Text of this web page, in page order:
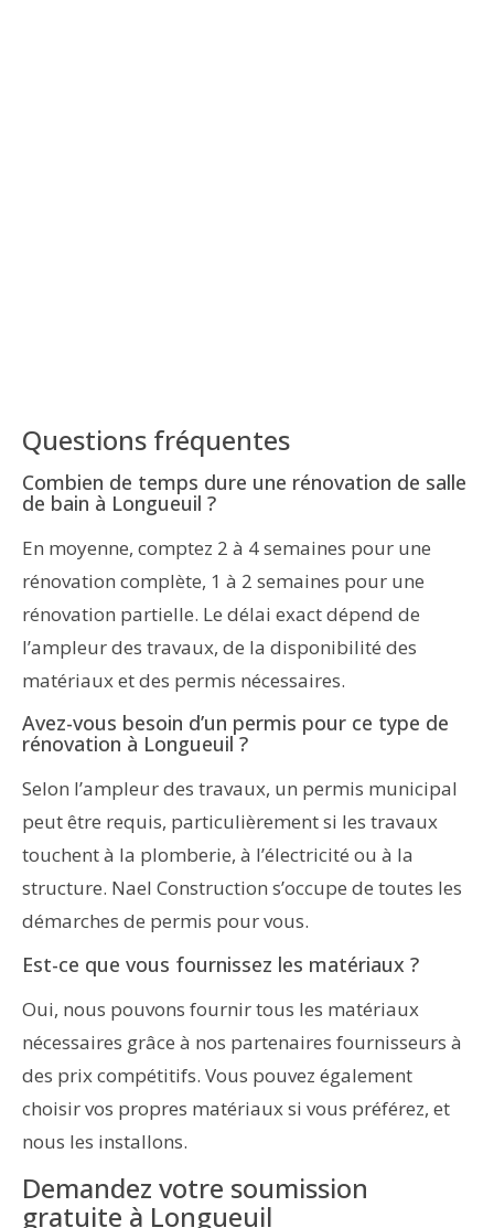
Questions fréquentes
Combien de temps dure une rénovation de salle
de bain à Longueuil ?
En moyenne, comptez 2 à 4 semaines pour une
rénovation complète, 1 à 2 semaines pour une
rénovation partielle. Le délai exact dépend de
l’ampleur des travaux, de la disponibilité des
matériaux et des permis nécessaires.
Avez-vous besoin d’un permis pour ce type de
rénovation à Longueuil ?
Selon l’ampleur des travaux, un permis municipal
peut être requis, particulièrement si les travaux
touchent à la plomberie, à l’électricité ou à la
structure. Nael Construction s’occupe de toutes les
démarches de permis pour vous.
Est-ce que vous fournissez les matériaux ?
Oui, nous pouvons fournir tous les matériaux
nécessaires grâce à nos partenaires fournisseurs à
des prix compétitifs. Vous pouvez également
choisir vos propres matériaux si vous préférez, et
nous les installons.
Demandez votre soumission
gratuite à Longueuil